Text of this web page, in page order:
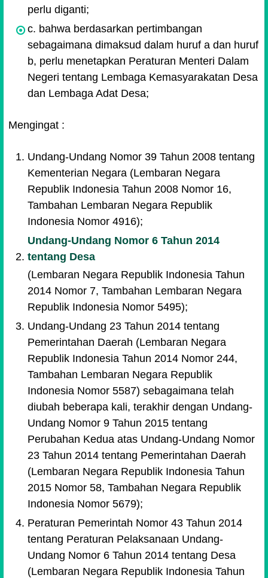
perlu diganti;
c. bahwa berdasarkan pertimbangan
sebagaimana dimaksud dalam huruf a dan huruf
b, perlu menetapkan Peraturan Menteri Dalam
Negeri tentang Lembaga Kemasyarakatan Desa
dan Lembaga Adat Desa;
Mengingat :
Undang-Undang Nomor 39 Tahun 2008 tentang
Kementerian Negara (Lembaran Negara
Republik Indonesia Tahun 2008 Nomor 16,
Tambahan Lembaran Negara Republik
Indonesia Nomor 4916);
Undang-Undang Nomor 6 Tahun 2014
tentang Desa
(Lembaran Negara Republik Indonesia Tahun
2014 Nomor 7, Tambahan Lembaran Negara
Republik Indonesia Nomor 5495);
Undang-Undang 23 Tahun 2014 tentang
Pemerintahan Daerah (Lembaran Negara
Republik Indonesia Tahun 2014 Nomor 244,
Tambahan Lembaran Negara Republik
Indonesia Nomor 5587) sebagaimana telah
diubah beberapa kali, terakhir dengan Undang-
Undang Nomor 9 Tahun 2015 tentang
Perubahan Kedua atas Undang-Undang Nomor
23 Tahun 2014 tentang Pemerintahan Daerah
(Lembaran Negara Republik Indonesia Tahun
2015 Nomor 58, Tambahan Negara Republik
Indonesia Nomor 5679);
Peraturan Pemerintah Nomor 43 Tahun 2014
tentang Peraturan Pelaksanaan Undang-
Undang Nomor 6 Tahun 2014 tentang Desa
(Lembaran Negara Republik Indonesia Tahun